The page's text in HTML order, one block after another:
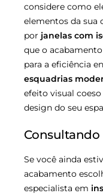
considere como
elementos da sua
por janelas com
que o
para a eficiência
esquadrias
efeito visual
design do seu
Se você ainda
acabamento
especialista em